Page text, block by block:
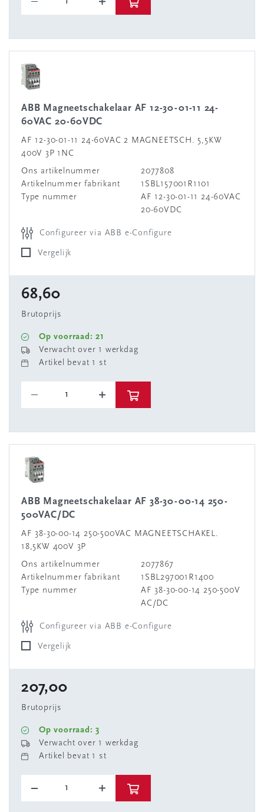
ABB Magneetschakelaar AF 12-30-01-11 24-
60VAC 20-60VDC
AF 12-30-01-11 24-60VAC 2 MAGNEETSCH. 5,5KW
400V 3P 1NC
Ons artikelnummer
2077808
Artikelnummer fabrikant
1SBL157001R1101
Type nummer
AF 12-30-01-11 24-60VAC
20-60VDC
Configureer via ABB e-Configure
Vergelijk
68,60
Brutoprijs
Op voorraad: 21
Verwacht over 1 werkdag
Artikel bevat 1 st
ABB Magneetschakelaar AF 38-30-00-14 250-
500VAC/DC
AF 38-30-00-14 250-500VAC MAGNEETSCHAKEL.
18,5KW 400V 3P
Ons artikelnummer
2077867
Artikelnummer fabrikant
1SBL297001R1400
Type nummer
AF 38-30-00-14 250-500V
AC/DC
Configureer via ABB e-Configure
Vergelijk
207,00
Brutoprijs
Op voorraad: 3
Verwacht over 1 werkdag
Artikel bevat 1 st